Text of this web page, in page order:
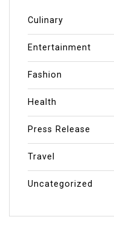
Culinary
Entertainment
Fashion
Health
Press Release
Travel
Uncategorized